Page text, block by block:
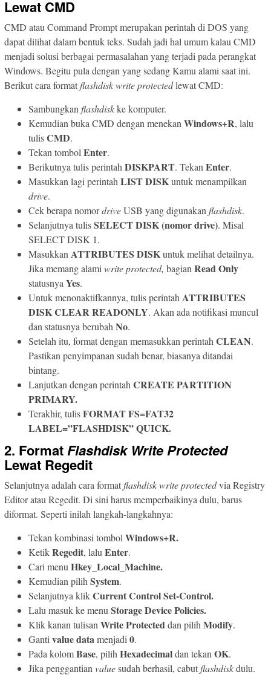
Lewat CMD
CMD atau Command Prompt merupakan perintah di DOS yang
dapat dilihat dalam bentuk teks. Sudah jadi hal umum kalau CMD
menjadi solusi berbagai permasalahan yang terjadi pada perangkat
Windows. Begitu pula dengan yang sedang Kamu alami saat ini.
Berikut cara formatflashdisk write protectedlewat CMD:
Sambungkanflashdiskke komputer.
Kemudian buka CMD dengan menekanWindows+R, lalu
tulisCMD.
Tekan tombolEnter.
Berikutnya tulis perintahDISKPART. TekanEnter.
Masukkan lagi perintahLIST DISKuntuk menampilkan
drive.
Cek berapa nomordriveUSB yang digunakanflashdisk.
Selanjutnya tulisSELECT DISK (nomor drive). Misal
SELECT DISK 1.
MasukkanATTRIBUTES DISKuntuk melihat detailnya.
Jika memang alamiwrite protected, bagianReadOnly
statusnyaYes.
Untuk menonaktifkannya, tulis perintahATTRIBUTES
DISK CLEAR READONLY. Akan ada notifikasi muncul
dan statusnya berubahNo.
Setelah itu, format dengan memasukkan perintahCLEAN.
Pastikan penyimpanan sudah benar, biasanya ditandai
bintang.
Lanjutkan dengan perintahCREATE PARTITION
PRIMARY.
Terakhir, tulisFORMAT FS=FAT32
LABEL=”FLASHDISK” QUICK.
2. FormatFlashdisk Write Protected
Lewat Regedit
Selanjutnya adalah cara formatflashdisk write protectedvia Registry
Editor atau Regedit. Di sini harus memperbaikinya dulu, barus
diformat. Seperti inilah langkah-langkahnya:
Tekan kombinasi tombol Windows+R.
KetikRegedit, lalu Enter.
Cari menu Hkey_Local_Machine.
Kemudian pilih System.
Selanjutnya klikCurrent Control Set-Control.
Lalu masuk ke menu Storage Device Policies.
Klik kanan tulisan Write Protecteddan pilih Modify.
Ganti valuedatamenjadi 0.
Pada kolomBase, pilih Hexadecimaldan tekan OK.
Jika penggantian valuesudah berhasil, cabutflashdiskdulu.